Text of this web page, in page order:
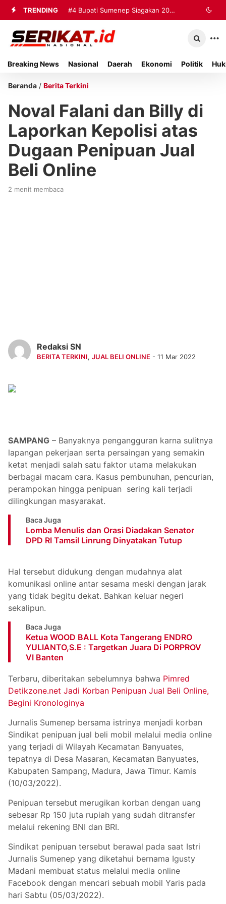
TRENDING #4 Bupati Sumenep Siagakan 20
Ambulans dan Tiga Rumah Sakit
Breaking News Nasional Daerah Ekonomi Politik
Beranda / Berita Terkini
Noval Falani dan Billy di
Laporkan Kepolisi atas
Dugaan Penipuan Jual
Beli Online
2 menit membaca
Redaksi SN
BERITA TERKINI, JUAL BELI ONLINE - 11 Mar 2022
SAMPANG – Banyaknya pengangguran karna sulitnya
lapangan pekerjaan serta persaingan yang semakin
ketat menjadi salah satu faktor utama melakukan
berbagai macam cara. Kasus pembunuhan, pencurian,
perampokan hingga penipuan sering kali terjadi
dilingkungan masyarakat.
Baca Juga
Lomba Menulis dan Orasi Diadakan Senator
DPD RI Tamsil Linrung Dinyatakan Tutup
Hal tersebut didukung dengan mudahnya alat
komunikasi online antar sesama meski dengan jarak
yang tidak begitu dekat. Bahkan keluar negeri
sekalipun.
Baca Juga
Ketua WOOD BALL Kota Tangerang ENDRO
YULIANTO,S.E : Targetkan Juara Di PORPROV
VI Banten
Terbaru, diberitakan sebelumnya bahwa Pimred
Detikzone.net Jadi Korban Penipuan Jual Beli Online,
Begini Kronologinya
Jurnalis Sumenep bersama istrinya menjadi korban
Sindikat penipuan jual beli mobil melalui media online
yang terjadi di Wilayah Kecamatan Banyuates,
tepatnya di Desa Masaran, Kecamatan Banyuates,
Kabupaten Sampang, Madura, Jawa Timur. Kamis
(10/03/2022).
Penipuan tersebut merugikan korban dengan uang
sebesar Rp 150 juta rupiah yang sudah ditransfer
melalui rekening BNI dan BRI.
Sindikat penipuan tersebut berawal pada saat Istri
Jurnalis Sumenep yang diketahui bernama Igusty
Madani membuat status melalui media online
Facebook dengan mencari sebuah mobil Yaris pada
hari Sabtu (05/03/2022).